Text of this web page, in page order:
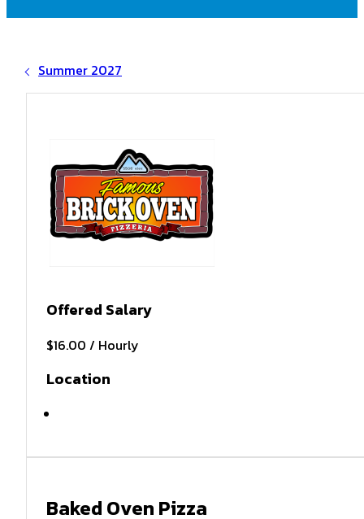
Summer 2027
Offered Salary
$16.00 / Hourly
Location
Baked Oven Pizza